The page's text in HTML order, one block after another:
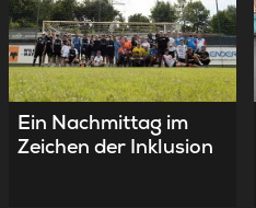
Ein Nachmittag im
Zeichen der Inklusion